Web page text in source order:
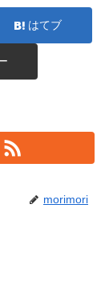
はてブ
morimori